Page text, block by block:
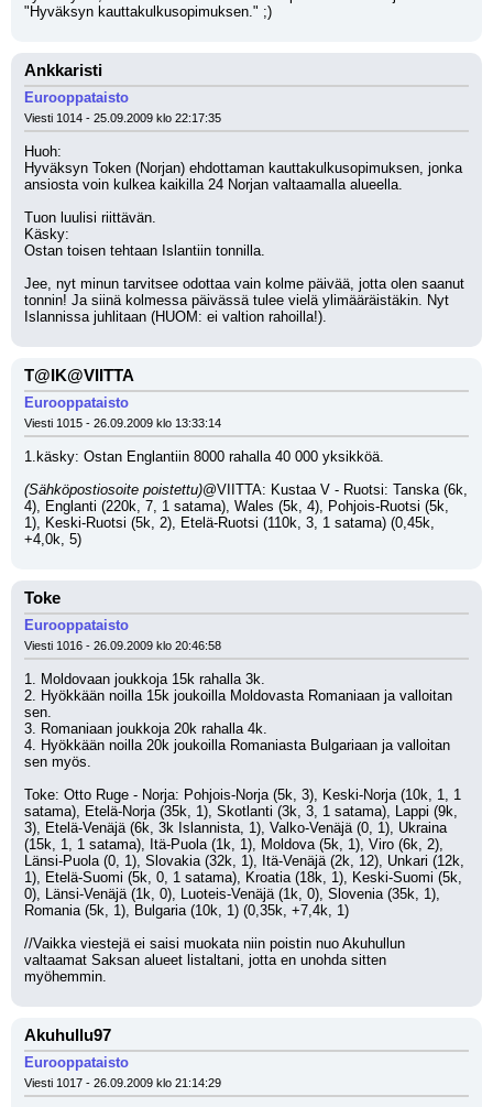
"Hyväksyn kauttakulkusopimuksen." ;)
Ankkaristi
Eurooppataisto
Viesti 1014 - 25.09.2009 klo 22:17:35
Huoh:
Hyväksyn Token (Norjan) ehdottaman kauttakulkusopimuksen, jonka
ansiosta voin kulkea kaikilla 24 Norjan valtaamalla alueella.
Tuon luulisi riittävän.
Käsky:
Ostan toisen tehtaan Islantiin tonnilla.
Jee, nyt minun tarvitsee odottaa vain kolme päivää, jotta olen saanut
tonnin! Ja siinä kolmessa päivässä tulee vielä ylimääräistäkin. Nyt
Islannissa juhlitaan (HUOM: ei valtion rahoilla!).
T@IK@VIITTA
Eurooppataisto
Viesti 1015 - 26.09.2009 klo 13:33:14
1.käsky: Ostan Englantiin 8000 rahalla 40 000 yksikköä.
(Sähköpostiosoite poistettu)@VIITTA: Kustaa V - Ruotsi: Tanska (6k,
4), Englanti (220k, 7, 1 satama), Wales (5k, 4), Pohjois-Ruotsi (5k,
1), Keski-Ruotsi (5k, 2), Etelä-Ruotsi (110k, 3, 1 satama) (0,45k,
+4,0k, 5)
Toke
Eurooppataisto
Viesti 1016 - 26.09.2009 klo 20:46:58
1. Moldovaan joukkoja 15k rahalla 3k.
2. Hyökkään noilla 15k joukoilla Moldovasta Romaniaan ja valloitan
sen.
3. Romaniaan joukkoja 20k rahalla 4k.
4. Hyökkään noilla 20k joukoilla Romaniasta Bulgariaan ja valloitan
sen myös.
Toke: Otto Ruge - Norja: Pohjois-Norja (5k, 3), Keski-Norja (10k, 1, 1
satama), Etelä-Norja (35k, 1), Skotlanti (3k, 3, 1 satama), Lappi (9k,
3), Etelä-Venäjä (6k, 3k Islannista, 1), Valko-Venäjä (0, 1), Ukraina
(15k, 1, 1 satama), Itä-Puola (1k, 1), Moldova (5k, 1), Viro (6k, 2),
Länsi-Puola (0, 1), Slovakia (32k, 1), Itä-Venäjä (2k, 12), Unkari (12k,
1), Etelä-Suomi (5k, 0, 1 satama), Kroatia (18k, 1), Keski-Suomi (5k,
0), Länsi-Venäjä (1k, 0), Luoteis-Venäjä (1k, 0), Slovenia (35k, 1),
Romania (5k, 1), Bulgaria (10k, 1) (0,35k, +7,4k, 1)
//Vaikka viestejä ei saisi muokata niin poistin nuo Akuhullun
valtaamat Saksan alueet listaltani, jotta en unohda sitten
myöhemmin.
Akuhullu97
Eurooppataisto
Viesti 1017 - 26.09.2009 klo 21:14:29